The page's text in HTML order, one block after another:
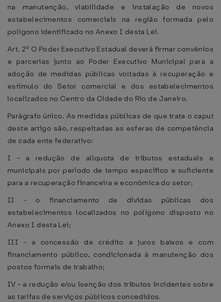
na manutenção, viabilidade e instalação de novos
estabelecimentos comerciais na região formada pelo
polígono identificado no Anexo I desta Lei.
Art. 2º O Poder Executivo Estadual deverá firmar convênios
e parcerias junto ao Poder Executivo Municipal para a
adoção de medidas públicas voltadas à recuperação e
estímulo do Setor comercial e dos estabelecimentos
localizados no Centro da Cidade do Rio de Janeiro.
Parágrafo único. As medidas públicas de que trata o caput
deste artigo são, respeitadas as esferas de competência
de cada ente federativo:
I - a redução de alíquota de tributos estaduais e
municipais por período de tempo específico e suficiente
para a recuperação financeira e econômica do setor;
II - o financiamento de dívidas públicas dos
estabelecimentos localizados no polígono disposto no
Anexo I desta Lei;
III - a concessão de crédito a juros baixos e com
financiamento público, condicionada à manutenção dos
postos formais de trabalho;
IV - a redução e/ou isenção dos tributos incidentes sobre
as tarifas de serviços públicos concedidos.